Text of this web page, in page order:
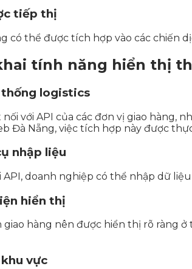
tiếp thị
có thể được tích hợp vào các chiến
tính năng hiển thị
thống logistics
với API của các đơn vị giao hàng,
Đà Nẵng, việc tích hợp này được
nhập liệu
doanh nghiệp có thể nhập dữ
hiển thị
hàng nên được hiển thị rõ ràng ở
vực